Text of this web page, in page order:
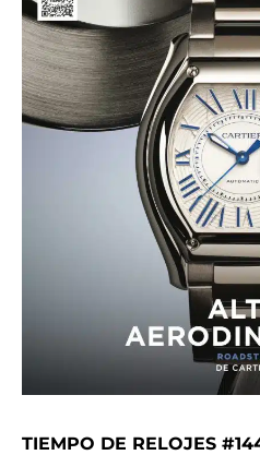
TIEMPO DE RELOJES